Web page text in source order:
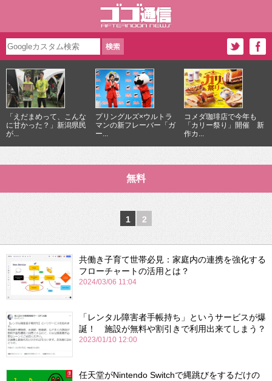
「えだまめって、こんな
に甘かった？」新潟県民
が...
プリングルズ×ウルトラ
マンの新フレーバー「ガ
ー...
コメダ珈琲店で今年も
「カリー祭り」開催 新
作カ...
無料
1 2
共働き子育て世帯必見：家庭内の連携を強化する
フローチャートの活用とは？
2024/03/06 11:04
「レンタル障害者手帳持ち」というサービスが爆
誕！ 施設が無料や割引きで利用出来てしまう？
2023/01/10 12:00
任天堂がNintendo Switchで縄跳びをするだけの